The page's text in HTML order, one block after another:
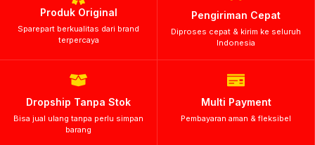
Produk Original
Sparepart berkualitas dari brand
terpercaya
Pengiriman Cepat
Diproses cepat & kirim ke seluruh
Indonesia
Dropship Tanpa Stok
Bisa jual ulang tanpa perlu simpan
barang
Multi Payment
Pembayaran aman & fleksibel